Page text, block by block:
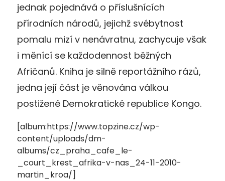
jednak pojednává o příslušnících
přírodních národů, jejichž svébytnost
pomalu mizí v nenávratnu, zachycuje však
i měnící se každodennost běžných
Afričanů. Kniha je silně reportážního rázů,
jedna její část je věnována válkou
postižené Demokratické republice Kongo.
[album:https://www.topzine.cz/wp-
content/uploads/dm-
albums/cz_praha_cafe_le-
_court_krest_afrika-v-nas_24-11-2010-
martin_kroa/]